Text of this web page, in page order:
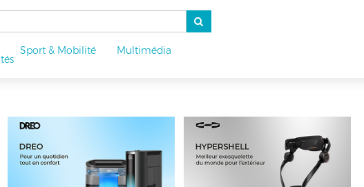
Sport & Mobilité Multimédia